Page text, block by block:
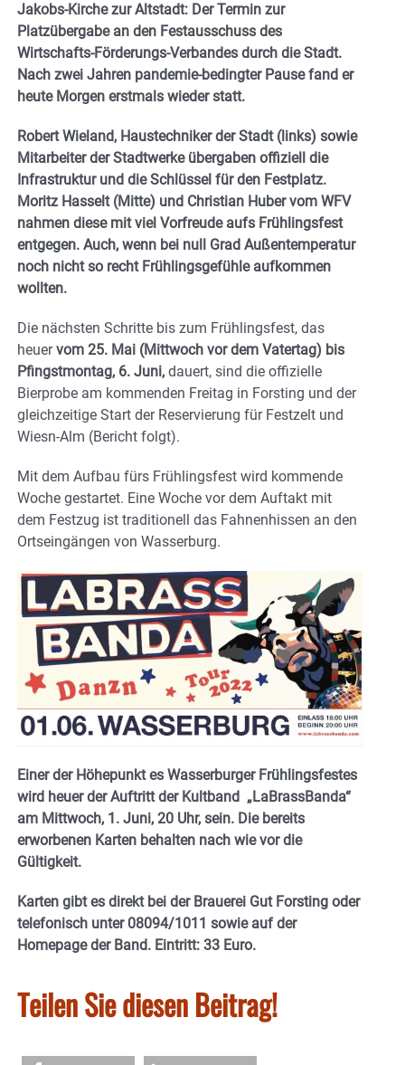
Jakobs-Kirche zur Altstadt: Der Termin zur
Platzübergabe an den Festausschuss des
Wirtschafts-Förderungs-Verbandes durch die Stadt.
Nach zwei Jahren pandemie-bedingter Pause fand er
heute Morgen erstmals wieder statt.
Robert Wieland, Haustechniker der Stadt (links) sowie
Mitarbeiter der Stadtwerke übergaben offiziell die
Infrastruktur und die Schlüssel für den Festplatz.
Moritz Hasselt (Mitte) und Christian Huber vom WFV
nahmen diese mit viel Vorfreude aufs Frühlingsfest
entgegen. Auch, wenn bei null Grad Außentemperatur
noch nicht so recht Frühlingsgefühle aufkommen
wollten.
Die nächsten Schritte bis zum Frühlingsfest, das
heuervom 25. Mai (Mittwoch vor dem Vatertag) bis
Pfingstmontag, 6. Juni, dauert, sind die offizielle
Bierprobe am kommenden Freitag in Forsting und der
gleichzeitige Start der Reservierung für Festzelt und
Wiesn-Alm (Bericht folgt).
Mit dem Aufbau fürs Frühlingsfest wird kommende
Woche gestartet. Eine Woche vor dem Auftakt mit
dem Festzug ist traditionell das Fahnenhissen an den
Ortseingängen von Wasserburg.
Einer der Höhepunkt es Wasserburger Frühlingsfestes
wird heuer der Auftritt der Kultband „LaBrassBanda“
am Mittwoch, 1. Juni, 20 Uhr, sein. Die bereits
erworbenen Karten behalten nach wie vor die
Gültigkeit.
Karten gibt es direkt bei der Brauerei Gut Forsting oder
telefonisch unter 08094/1011 sowie auf der
Homepage der Band. Eintritt: 33 Euro.
Teilen Sie diesen Beitrag!